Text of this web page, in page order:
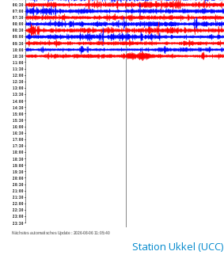
06:30
07:00
07:30
08:00
08:30
09:00
09:30
10:00
10:30
11:00
11:30
12:00
12:30
13:00
13:30
14:00
14:30
15:00
15:30
16:00
16:30
17:00
17:30
18:00
18:30
19:00
19:30
20:00
20:30
21:00
21:30
22:00
22:30
23:00
23:30
Nächstes automatisches Update : 2026-08-06 11:05:40
Station Ukkel (UCC)